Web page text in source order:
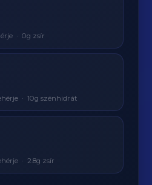
· 0g zsír
· 10g szénhidrát
· 2.8g zsír